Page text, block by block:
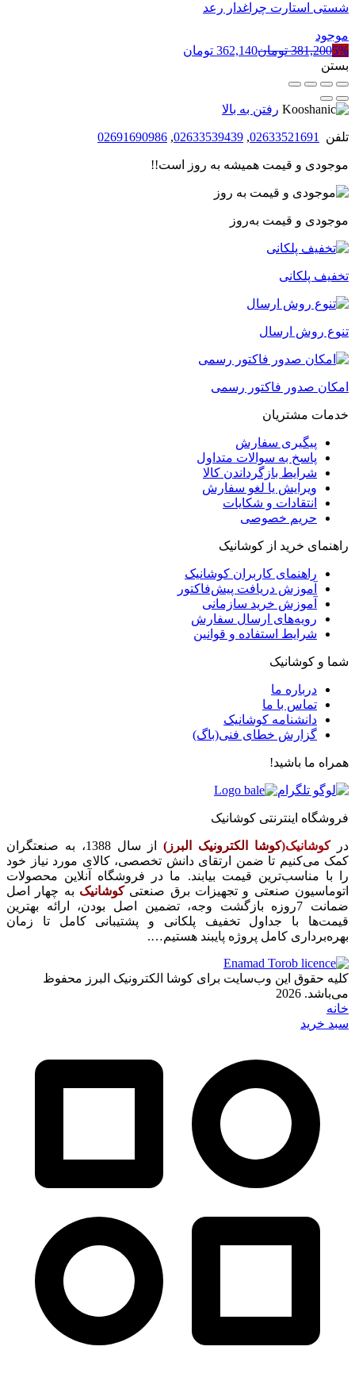
شستی استارت چراغدار رعد
موجود
5%
381,200 تومان362,140 تومان
بستن
رفتن به بالا
تلفن 02633521691
,
02633539439
,
02691690986
موجودی و قیمت همیشه به روز است!!
موجودی و قیمت به‌روز
تخفیف پلکانی
تنوع روش ارسال
امکان صدور فاکتور رسمی
خدمات مشتریان
پیگیری سفارش
پاسخ به سوالات متداول
شرایط بازگرداندن کالا
ویرایش یا لغو سفارش
انتقادات و شکایات
حریم خصوصی
راهنمای خرید از کوشانیک
راهنمای کاربران کوشانیک
آموزش دریافت پیش‌فاکتور
آموزش خرید سازمانی
رویه‌های ارسال سفارش
شرایط استفاده و قوانین
شما و کوشانیک
درباره ما
تماس با ما
دانشنامه کوشانیک
گزارش خطای فنی(باگ)
همراه ما باشید!
فروشگاه اینترنتی کوشانیک
در کوشانیک(کوشا الکترونیک البرز)
از سال 1388، به صنعتگران
کمک می‌کنیم تا ضمن ارتقای دانش تخصصی، کالای مورد نیاز خود
را با مناسب‌ترین قیمت بیابند. ما در فروشگاه آنلاین محصولات
اتوماسیون صنعتی و تجهیزات برق صنعتی کوشانیک به چهار اصل
ضمانت 7روزه بازگشت وجه، تضمین اصل بودن، ارائه بهترین
قیمت‌ها با جداول تخفیف پلکانی و پشتیبانی کامل تا زمان
بهره‌برداری کامل پروژه پایبند هستیم….
کلیه حقوق این وب‌سایت برای کوشا الکترونیک البرز محفوظ
می‌باشد. 2026
خانه
سبد خرید